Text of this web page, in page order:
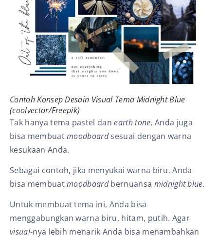
Contoh Konsep Desain Visual Tema Midnight Blue
(coolvector/Freepik)
Tak hanya tema pastel danearth tone,Anda juga
bisa membuatmoodboardsesuai dengan warna
kesukaan Anda.
Sebagai contoh, jika menyukai warna biru, Anda
bisa membuatmoodboardbernuansa midnight blue.
Untuk membuat tema ini, Anda bisa
menggabungkan warna biru, hitam, putih. Agar
visual-nya lebih menarik Anda bisa menambahkan